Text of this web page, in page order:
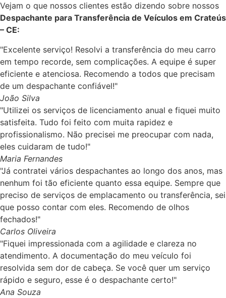
Vejam o que nossos clientes estão dizendo sobre nossos
Despachante para Transferência de Veículos em Crateús
– CE:
"Excelente serviço! Resolvi a transferência do meu carro
em tempo recorde, sem complicações. A equipe é super
eficiente e atenciosa. Recomendo a todos que precisam
de um despachante confiável!"
João Silva
"Utilizei os serviços de licenciamento anual e fiquei muito
satisfeita. Tudo foi feito com muita rapidez e
profissionalismo. Não precisei me preocupar com nada,
eles cuidaram de tudo!"
Maria Fernandes
"Já contratei vários despachantes ao longo dos anos, mas
nenhum foi tão eficiente quanto essa equipe. Sempre que
preciso de serviços de emplacamento ou transferência, sei
que posso contar com eles. Recomendo de olhos
fechados!"
Carlos Oliveira
"Fiquei impressionada com a agilidade e clareza no
atendimento. A documentação do meu veículo foi
resolvida sem dor de cabeça. Se você quer um serviço
rápido e seguro, esse é o despachante certo!"
Ana Souza